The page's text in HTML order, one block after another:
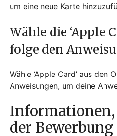
um eine neue Karte
Wähle die ‘Apple
folge den
Wähle ‘Apple Card’ aus den
Anweisungen, um deine
Informationen,
der Bewerbung